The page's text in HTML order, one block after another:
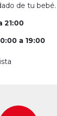
de tu bebé.
21:00
a 19:00